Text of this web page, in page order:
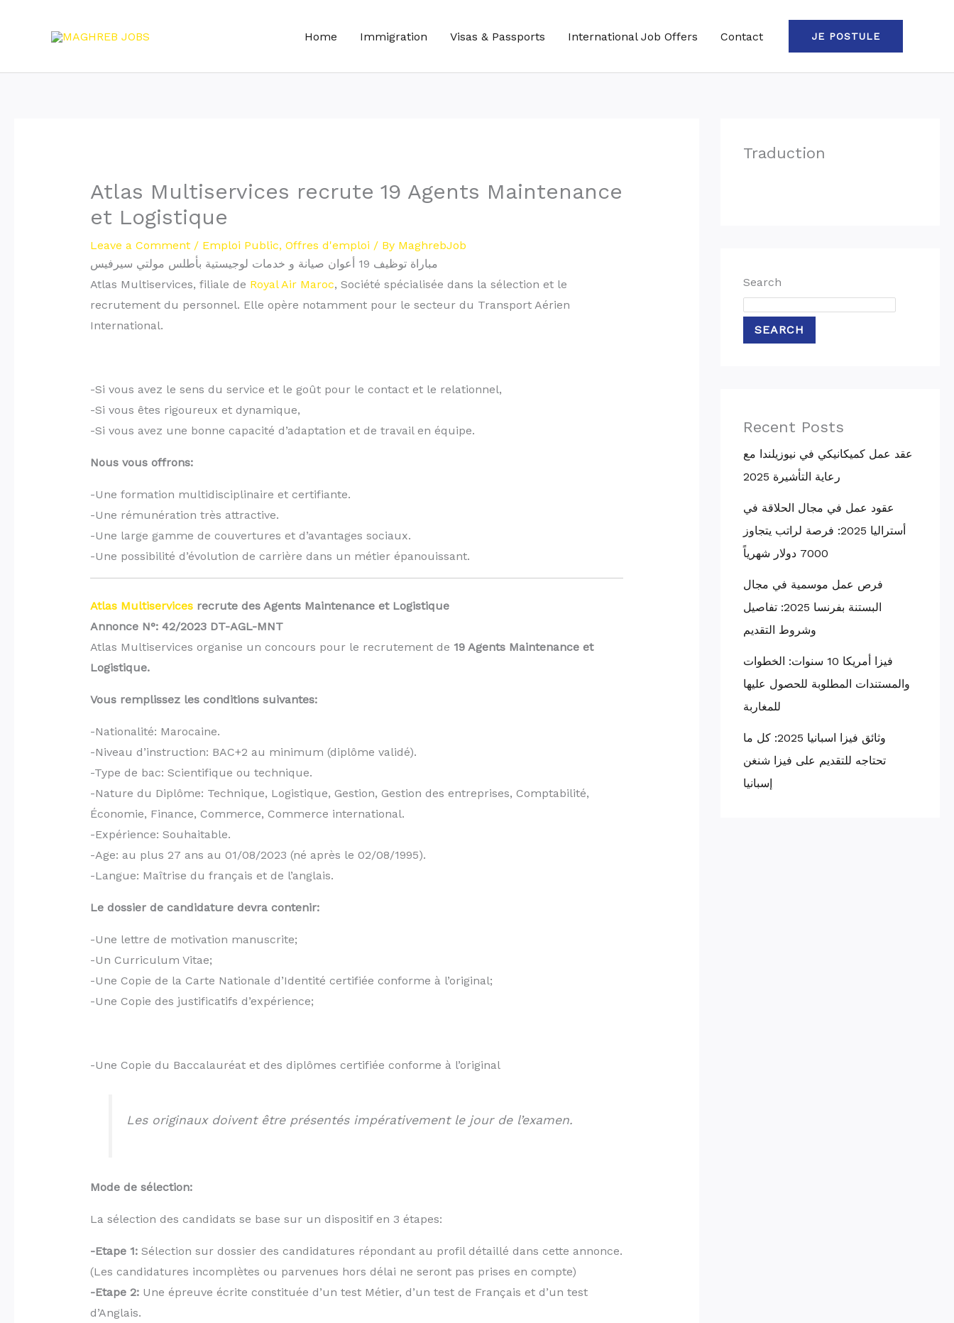
Home Immigration Visas & Passports International Job Offers Contact JE POSTULE
Atlas Multiservices recrute 19 Agents Maintenance
et Logistique
Leave a Comment / Emploi Public, Offres d'emploi / By MaghrebJob
مباراة توظيف 19 أعوان صيانة و خدمات لوجيستية بأطلس مولتي سيرفيس
Atlas Multiservices, filiale de Royal Air Maroc, Société spécialisée dans la sélection et le
recrutement du personnel. Elle opère notamment pour le secteur du Transport Aérien
International.
-Si vous avez le sens du service et le goût pour le contact et le relationnel,
-Si vous êtes rigoureux et dynamique,
-Si vous avez une bonne capacité d’adaptation et de travail en équipe.
Nous vous offrons:
-Une formation multidisciplinaire et certifiante.
-Une rémunération très attractive.
-Une large gamme de couvertures et d’avantages sociaux.
-Une possibilité d’évolution de carrière dans un métier épanouissant.
Atlas Multiservicesrecrute des Agents Maintenance et Logistique
Annonce N°: 42/2023 DT-AGL-MNT
Atlas Multiservices organise un concours pour le recrutement de 19 Agents Maintenance et
Logistique.
Vous remplissez les conditions suivantes:
-Nationalité: Marocaine.
-Niveau d’instruction: BAC+2 au minimum (diplôme validé).
-Type de bac: Scientifique ou technique.
-Nature du Diplôme: Technique, Logistique, Gestion, Gestion des entreprises, Comptabilité,
Économie, Finance, Commerce, Commerce international.
-Expérience: Souhaitable.
-Age: au plus 27 ans au 01/08/2023 (né après le 02/08/1995).
-Langue: Maîtrise du français et de l’anglais.
Le dossier de candidature devra contenir:
-Une lettre de motivation manuscrite;
-Un Curriculum Vitae;
-Une Copie de la Carte Nationale d’Identité certifiée conforme à l’original;
-Une Copie des justificatifs d’expérience;
-Une Copie du Baccalauréat et des diplômes certifiée conforme à l’original
Les originaux doivent être présentés impérativement le jour de l’examen.
Mode de sélection:
La sélection des candidats se base sur un dispositif en 3 étapes:
-Etape 1:Sélection sur dossier des candidatures répondant au profil détaillé dans cette annonce.
(Les candidatures incomplètes ou parvenues hors délai ne seront pas prises en compte)
-Etape 2:Une épreuve écrite constituée d’un test Métier, d’un test de Français et d’un test
d’Anglais.
Traduction
Search
SEARCH
Recent Posts
عقد عمل كميكانيكي في نيوزيلندا مع
رعاية التأشيرة 2025
عقود عمل في مجال الحلاقة في
أستراليا 2025: فرصة لراتب يتجاوز
7000 دولار شهرياً
فرص عمل موسمية في مجال
البستنة بفرنسا 2025: تفاصيل
وشروط التقديم
فيزا أمريكا 10 سنوات: الخطوات
والمستندات المطلوبة للحصول عليها
للمغاربة
وثائق فيزا اسبانيا 2025: كل ما
تحتاجه للتقديم على فيزا شنغن
إسبانيا